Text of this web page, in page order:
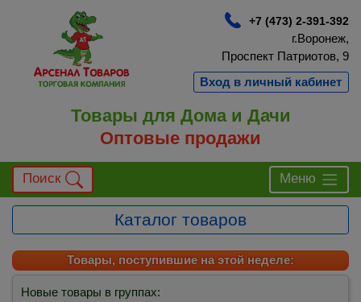
+7 (473) 2-391-392
г.Воронеж,
Проспект Патриотов, 9
Вход в личный кабинет
Товары для Дома и Дачи
Оптовые продажи
Поиск Меню
Каталог товаров
Товары, поступившие на этой неделе:
Новые товары в группах: